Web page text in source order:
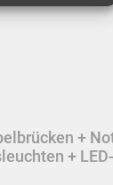
+
+